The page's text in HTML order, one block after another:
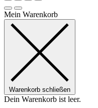
Mein Warenkorb
Warenkorb schließen
Dein Warenkorb ist leer.